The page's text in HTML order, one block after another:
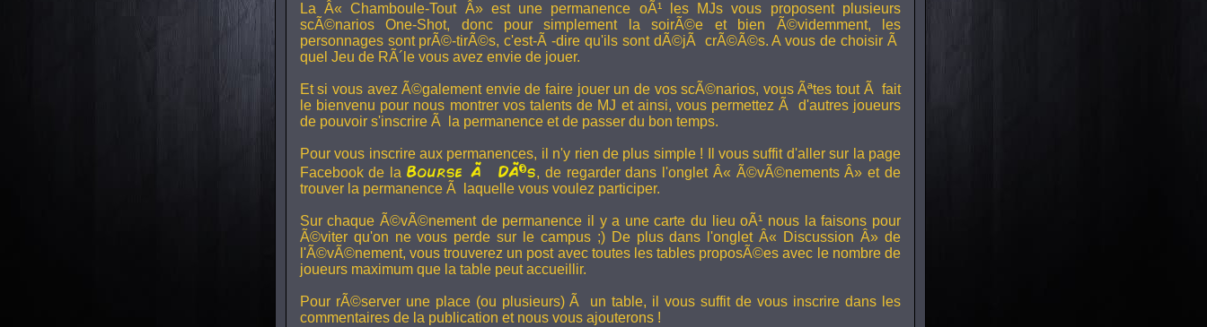
La Â« Chamboule-Tout Â» est une permanence oÃ¹ les MJs vous proposent plusieurs
scÃ©narios One-Shot, donc pour simplement la soirÃ©e et bien Ã©videmment, les
personnages sont prÃ©-tirÃ©s, c'est-Ã -dire qu'ils sont dÃ©jÃ crÃ©Ã©s. A vous de choisir Ã
quel Jeu de RÃ´le vous avez envie de jouer.
Et si vous avez Ã©galement envie de faire jouer un de vos scÃ©narios, vous Ãªtes tout Ã fait
le bienvenu pour nous montrer vos talents de MJ et ainsi, vous permettez Ã d'autres joueurs
de pouvoir s'inscrire Ã la permanence et de passer du bon temps.
Pour vous inscrire aux permanences, il n'y rien de plus simple ! Il vous suffit d'aller sur la page
Facebook de la Bourse Ã DÃ©s, de regarder dans l'onglet Â« Ã©vÃ©nements Â» et de
trouver la permanence Ã laquelle vous voulez participer.
Sur chaque Ã©vÃ©nement de permanence il y a une carte du lieu oÃ¹ nous la faisons pour
Ã©viter qu'on ne vous perde sur le campus ;) De plus dans l'onglet Â« Discussion Â» de
l'Ã©vÃ©nement, vous trouverez un post avec toutes les tables proposÃ©es avec le nombre de
joueurs maximum que la table peut accueillir.
Pour rÃ©server une place (ou plusieurs) Ã un table, il vous suffit de vous inscrire dans les
commentaires de la publication et nous vous ajouterons !